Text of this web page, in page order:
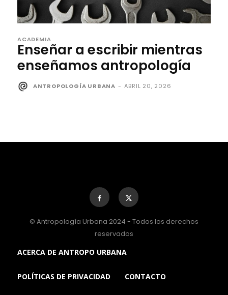
ACADEMIA
Enseñar a escribir mientras
enseñamos antropología
ANTROPOLOGÍA URBANA - ABRIL 20, 2026
© Antropología Urbana 2024 - Todos los derechos
reservados
ACERCA DE ANTROPO URBANA
POLÍTICAS DE PRIVACIDAD CONTACTO